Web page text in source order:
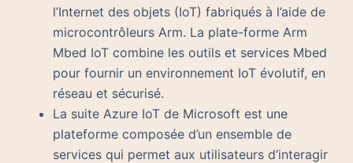
l’Internet des objets (IoT) fabriqués à l’aide de
microcontrôleurs Arm. La plate-forme Arm
Mbed IoT combine les outils et services Mbed
pour fournir un environnement IoT évolutif, en
réseau et sécurisé.
La suite Azure IoT de Microsoft est une
plateforme composée d’un ensemble de
services qui permet aux utilisateurs d’interagir